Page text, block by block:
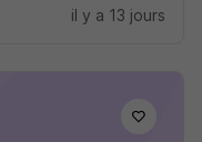
il y a 13 jours